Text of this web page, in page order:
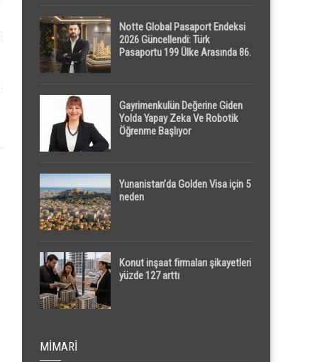
Notte Global Pasaport Endeksi
2026 Güncellendi: Türk
Pasaportu 199 Ülke Arasında 86.
Gayrimenkulün Değerine Giden
Yolda Yapay Zeka Ve Robotik
Öğrenme Başlıyor
Yunanistan’da Golden Visa için 5
neden
Konut inşaat firmaları şikayetleri
yüzde 127 arttı
MIMARI